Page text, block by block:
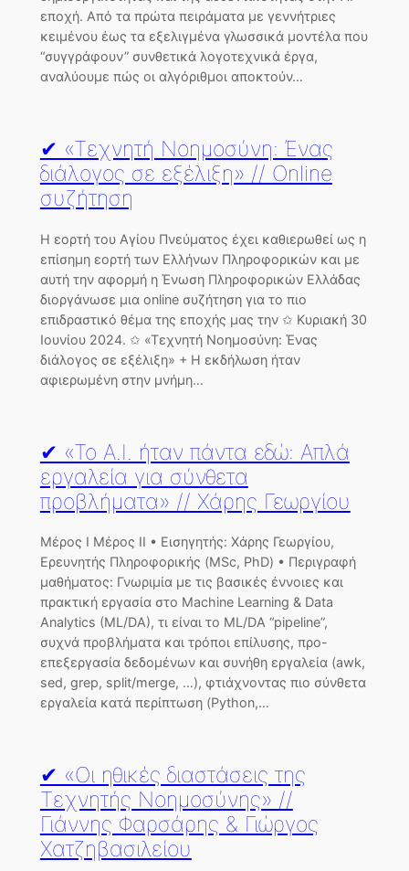
εποχή. Από τα πρώτα πειράματα με γεννήτριες
κειμένου έως τα εξελιγμένα γλωσσικά μοντέλα που
“συγγράφουν” συνθετικά λογοτεχνικά έργα,
αναλύουμε πώς οι αλγόριθμοι αποκτούν…
✔ «Τεχνητή Νοημοσύνη: Ένας
διάλογος σε εξέλιξη» // Online
συζήτηση
Η εορτή του Αγίου Πνεύματος έχει καθιερωθεί ως η
επίσημη εορτή των Ελλήνων Πληροφορικών και με
αυτή την αφορμή η Ένωση Πληροφορικών Ελλάδας
διοργάνωσε μια online συζήτηση για το πιο
επιδραστικό θέμα της εποχής μας την ✩ Κυριακή 30
Ιουνίου 2024. ✩ «Τεχνητή Νοημοσύνη: Ένας
διάλογος σε εξέλιξη» + Η εκδήλωση ήταν
αφιερωμένη στην μνήμη…
✔ «Το Α.Ι. ήταν πάντα εδώ: Απλά
εργαλεία για σύνθετα
προβλήματα» // Χάρης Γεωργίου
Μέρος Ι Μέρος ΙΙ • Εισηγητής: Χάρης Γεωργίου,
Ερευνητής Πληροφορικής (MSc, PhD) • Περιγραφή
μαθήματος: Γνωριμία με τις βασικές έννοιες και
πρακτική εργασία στο Machine Learning & Data
Analytics (ML/DA), τι είναι το ML/DA “pipeline”,
συχνά προβλήματα και τρόποι επίλυσης, προ-
επεξεργασία δεδομένων και συνήθη εργαλεία (awk,
sed, grep, split/merge, …), φτιάχνοντας πιο σύνθετα
εργαλεία κατά περίπτωση (Python,…
✔ «Οι ηθικές διαστάσεις της
Τεχνητής Νοημοσύνης» //
Γιάννης Φαρσάρης & Γιώργος
Χατζηβασιλείου